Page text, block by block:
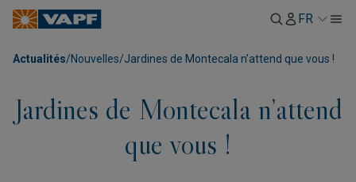
FR
Actualités/Nouvelles/Jardines de Montecala n’attend que vous !
Jardines de Montecala n’attend
que vous !